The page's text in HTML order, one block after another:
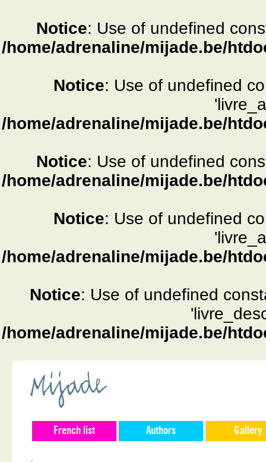
Notice: Use of undefined
/home/adrenaline/mijade.be/
Notice: Use of undefined
/home/adrenaline/mijade.be/
Notice: Use of undefined
/home/adrenaline/mijade.be/
Notice: Use of undefined
/home/adrenaline/mijade.be/
Notice: Use of undefined
/home/adrenaline/mijade.be/
French list Authors Gallery